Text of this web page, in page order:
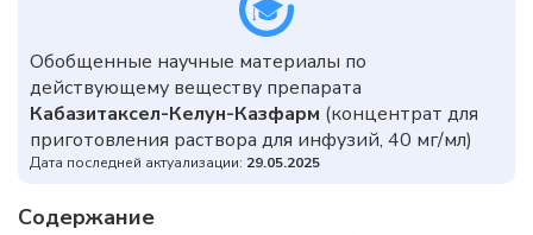
Обобщенные научные материалы по
действующему веществу препарата
Кабазитаксел-Келун-Казфарм (концентрат для
приготовления раствора для инфузий, 40 мг/мл)
Дата последней актуализации: 29.05.2025
Содержание